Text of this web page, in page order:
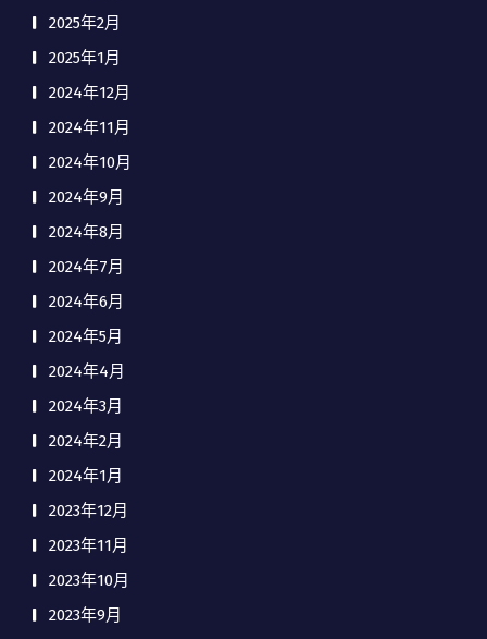
2025年2月
2025年1月
2024年12月
2024年11月
2024年10月
2024年9月
2024年8月
2024年7月
2024年6月
2024年5月
2024年4月
2024年3月
2024年2月
2024年1月
2023年12月
2023年11月
2023年10月
2023年9月